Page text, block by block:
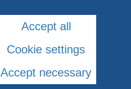
Accept all
Cookie settings
Accept necessary